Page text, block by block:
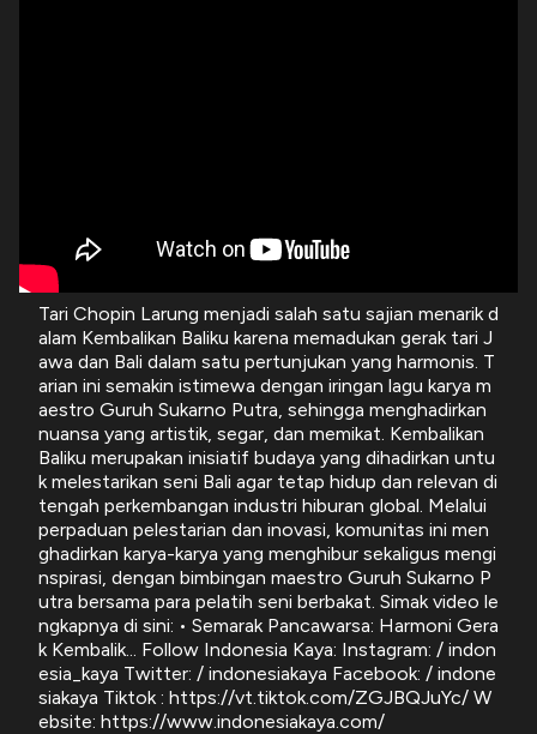
Tari Chopin Larung menjadi salah satu sajian menarik d
alam Kembalikan Baliku karena memadukan gerak tari J
awa dan Bali dalam satu pertunjukan yang harmonis. T
arian ini semakin istimewa dengan iringan lagu karya m
aestro Guruh Sukarno Putra, sehingga menghadirkan
nuansa yang artistik, segar, dan memikat. Kembalikan
Baliku merupakan inisiatif budaya yang dihadirkan untu
k melestarikan seni Bali agar tetap hidup dan relevan di
tengah perkembangan industri hiburan global. Melalui
perpaduan pelestarian dan inovasi, komunitas ini men
ghadirkan karya-karya yang menghibur sekaligus mengi
nspirasi, dengan bimbingan maestro Guruh Sukarno P
utra bersama para pelatih seni berbakat. Simak video le
ngkapnya di sini: • Semarak Pancawarsa: Harmoni Gera
k Kembalik... Follow Indonesia Kaya: Instagram: / indon
esia_kaya Twitter: / indonesiakaya Facebook: / indone
siakaya Tiktok : https://vt.tiktok.com/ZGJBQJuYc/ W
ebsite: https://www.indonesiakaya.com/